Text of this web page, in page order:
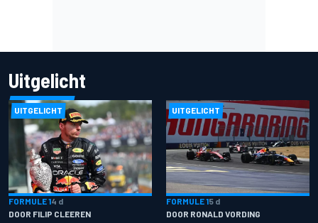
Uitgelicht
UITGELICHT
FORMULE 14 d
DOOR FILIP CLEEREN
UITGELICHT
FORMULE 15 d
DOOR RONALD VORDING